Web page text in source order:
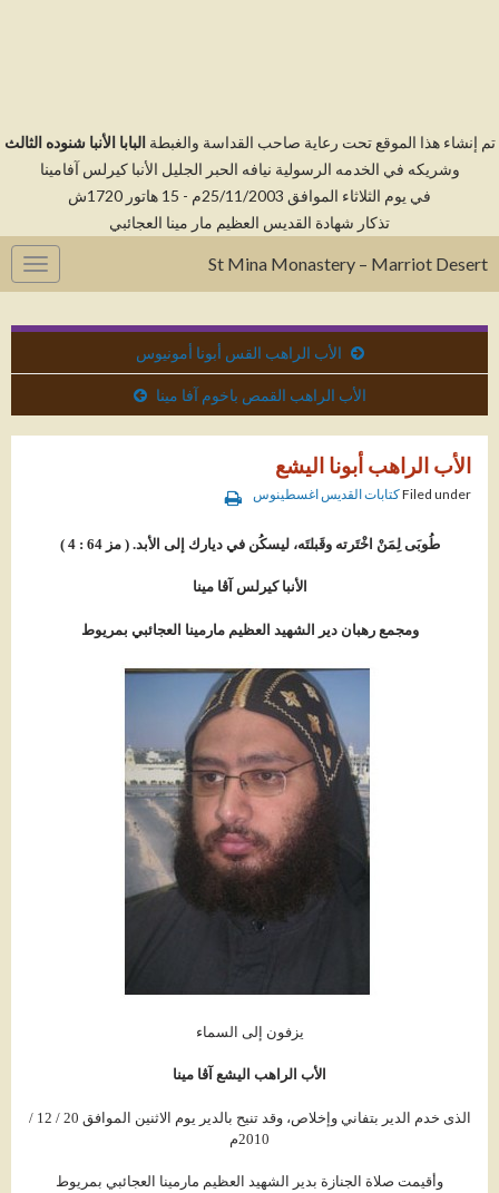
إنشاء هذا الموقع تحت رعاية صاحب القداسة والغبطةالبابا الأنبا شنوده الثالث
وشريكه في الخدمه الرسولية نيافه الحبر الجليل الأنبا كيرلس آفامينا
في يوم الثلاثاء الموافق 25/11/2003م - 15 هاتور 1720ش
تذكار شهادة القديس العظيم مار مينا العجائبي
St Mina Monastery – Marriot Desert
الأب الراهب القس أبونا أمونيوس
الأب الراهب القمص باخوم آفا مينا
الأب الراهب أبونا اليشع
Filed underكتابات القديس اغسطينوس
طُوبَى لِمَنْ اخْتَرته وقَبلتَه، ليسكُن في ديارك إلى الأبد. ( مز 64 : 4 )
الأنبا كيرلس آڤا مينا
ومجمع رهبان دير الشهيد العظيم مارمينا العجائبي بمريوط
يزفون إلى السماء
الأب الراهب اليشعآڤامينا
الذى خدم الدير بتفاني وإخلاص، وقد تنيح بالدير يوم الاثنين الموافق 20 / 12 /
2010م
وأقيمت صلاة الجنازة بدير الشهيد العظيم مارمينا العجائبي بمريوط